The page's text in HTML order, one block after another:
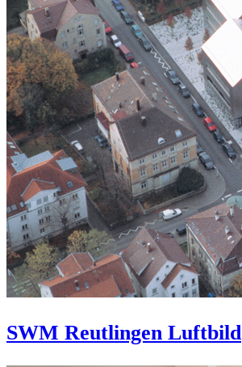
SWM Reutlingen Luftbild